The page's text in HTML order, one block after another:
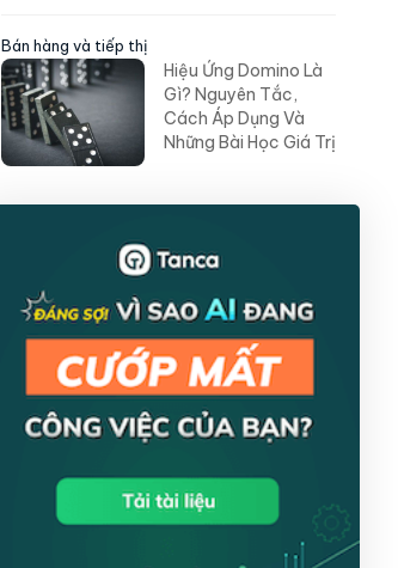
Bán hàng và tiếp thị
Hiệu Ứng Domino Là
Gì? Nguyên Tắc,
Cách Áp Dụng Và
Những Bài Học Giá Trị